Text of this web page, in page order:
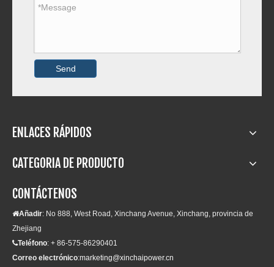
Send
ENLACES RÁPIDOS
CATEGORIA DE PRODUCTO
CONTÁCTENOS
Añadir: No 888, West Road, Xinchang Avenue, Xinchang, provincia de
Zhejiang
Teléfono: + 86-575-86290401
Correo electrónico:marketing@xinchaipower.cn